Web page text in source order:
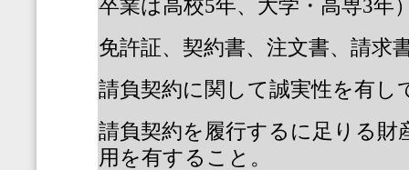
卒業は高校5年、大学・高専3年
免許証、契約書、注文書、請求
請負契約に関して誠実性を有し
請負契約を履行するに足りる財
用を有すること。